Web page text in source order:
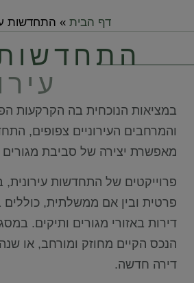
דף הבית » התחדשות
במציאות הנוכחית בה הקרקעות
והמרחבים העירוניים צפופים,
מאפשרת יצירה של סביבת מגורים
פרוייקטים של התחדשות עירונית,
פרטית ובין אם ממשלתית,
דירות באזורי מגורים ותיקים.
הנכס הקיים מחוזק ומורחב, או
דירה חדשה.